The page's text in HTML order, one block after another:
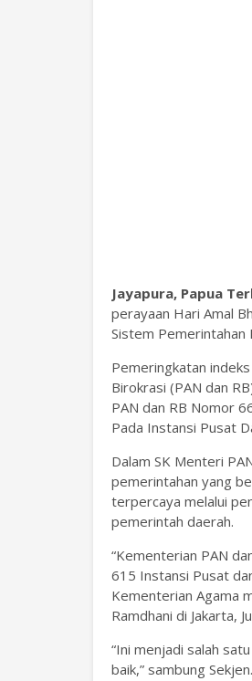
Jayapura, Papua
perayaan Hari Amal
Sistem Pemerintahan
Pemeringkatan
Birokrasi (PAN dan
PAN dan RB Nomor
Pada Instansi Pusat
Dalam SK Menteri
pemerintahan yang
terpercaya melalui
pemerintah daerah.
“Kementerian PAN
615 Instansi Pusat
Kementerian Agama
Ramdhani di Jakarta,
“Ini menjadi salah
baik,” sambung Sekjen.